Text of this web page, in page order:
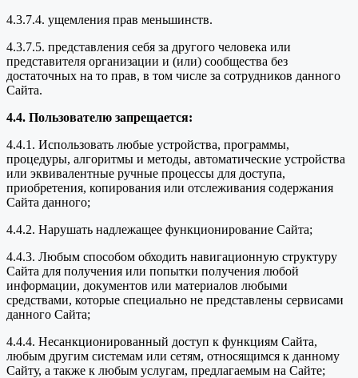
4.3.7.4. ущемления прав меньшинств.
4.3.7.5. представления себя за другого человека или
представителя организации и (или) сообщества без
достаточных на то прав, в том числе за сотрудников данного
Сайта.
4.4. Пользователю запрещается:
4.4.1. Использовать любые устройства, программы,
процедуры, алгоритмы и методы, автоматические устройства
или эквивалентные ручные процессы для доступа,
приобретения, копирования или отслеживания содержания
Сайта данного;
4.4.2. Нарушать надлежащее функционирование Сайта;
4.4.3. Любым способом обходить навигационную структуру
Сайта для получения или попытки получения любой
информации, документов или материалов любыми
средствами, которые специально не представлены сервисами
данного Сайта;
4.4.4. Несанкционированный доступ к функциям Сайта,
любым другим системам или сетям, относящимся к данному
Сайту, а также к любым услугам, предлагаемым на Сайте;